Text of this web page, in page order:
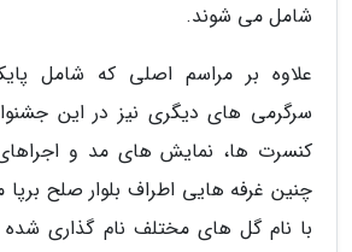
شامل می شوند.
علاوه بر مراسم اصلی که شامل
سرگرمی های دیگری نیز در این
کنسرت ها، نمایش های مد و
چنین غرفه هایی اطراف بلوار صلح
با نام گل های مختلف نام گذاری